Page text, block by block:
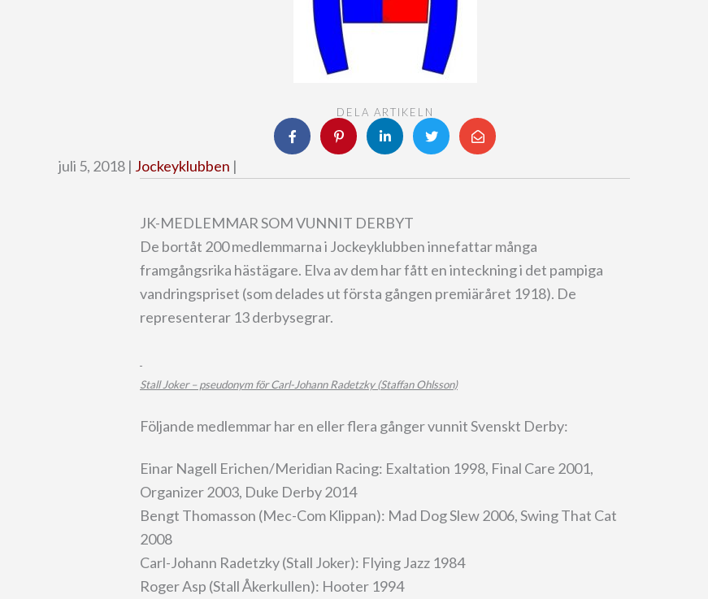
DELA ARTIKELN
juli 5, 2018 | Jockeyklubben |
JK-MEDLEMMAR SOM VUNNIT DERBYT
De bortåt 200 medlemmarna i Jockeyklubben innefattar många
framgångsrika hästägare. Elva av dem har fått en inteckning i det pampiga
vandringspriset (som delades ut första gången premiäråret 1918). De
representerar 13 derbysegrar.
Stall Joker – pseudonym för Carl-Johann Radetzky (Staffan Ohlsson)
Följande medlemmar har en eller flera gånger vunnit Svenskt Derby:
Einar Nagell Erichen/Meridian Racing: Exaltation 1998, Final Care 2001,
Organizer 2003, Duke Derby 2014
Bengt Thomasson (Mec-Com Klippan): Mad Dog Slew 2006, Swing That Cat
2008
Carl-Johann Radetzky (Stall Joker): Flying Jazz 1984
Roger Asp (Stall Åkerkullen): Hooter 1994